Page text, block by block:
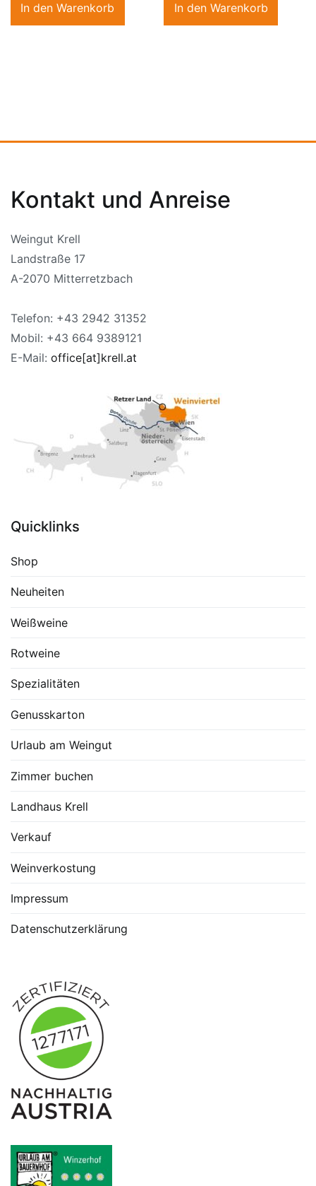
In den Warenkorb In den Warenkorb
Kontakt und Anreise
Weingut Krell
Landstraße 17
A-2070 Mitterretzbach
Telefon: +43 2942 31352
Mobil: +43 664 9389121
E-Mail: office[at]krell.at
Quicklinks
Shop
Neuheiten
Weißweine
Rotweine
Spezialitäten
Genusskarton
Urlaub am Weingut
Zimmer buchen
Landhaus Krell
Verkauf
Weinverkostung
Impressum
Datenschutzerklärung